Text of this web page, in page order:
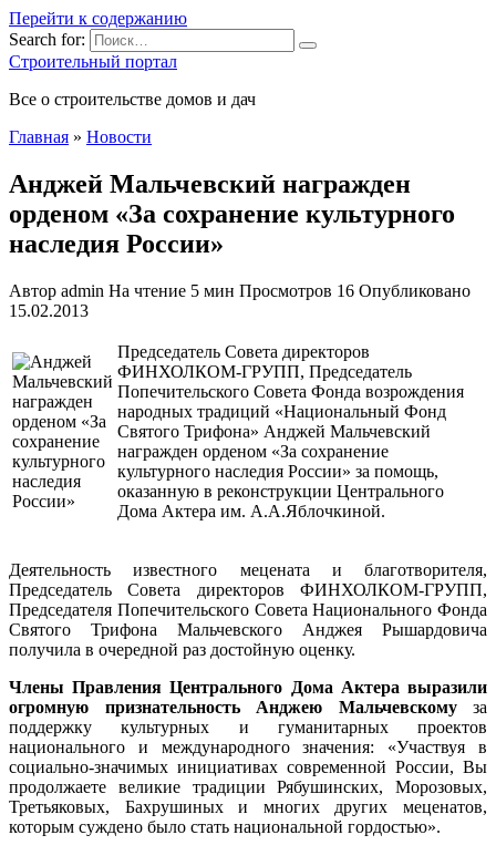
Перейти к содержанию
Search for:
Строительный портал
Все о строительстве домов и дач
Главная » Новости
Анджей Мальчевский награжден
орденом «За сохранение культурного
наследия России»
Автор admin На чтение 5 мин Просмотров 16 Опубликовано
15.02.2013
Председатель Совета директоров
ФИНХОЛКОМ-ГРУПП, Председатель
Попечительского Совета Фонда возрождения
народных традиций «Национальный Фонд
Святого Трифона» Анджей Мальчевский
награжден орденом «За сохранение
культурного наследия России» за помощь,
оказанную в реконструкции Центрального
Дома Актера им. А.А.Яблочкиной.
Деятельность известного мецената и благотворителя,
Председатель Совета директоров ФИНХОЛКОМ-ГРУПП,
Председателя Попечительского Совета Национального Фонда
Святого Трифона Мальчевского Анджея Рышардовича
получила в очередной раз достойную оценку.
Члены Правления Центрального Дома Актера выразили
огромную признательность Анджею Мальчевскомуза
поддержку культурных и гуманитарных проектов
национального и международного значения: «Участвуя в
социально-значимых инициативах современной России, Вы
продолжаете великие традиции Рябушинских, Морозовых,
Третьяковых, Бахрушиных и многих других меценатов,
которым суждено было стать национальной гордостью».